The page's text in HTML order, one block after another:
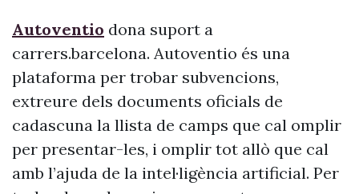
Autoventio dona suport a
carrers.barcelona. Autoventio és una
plataforma per trobar subvencions,
extreure dels documents oficials de
cadascuna la llista de camps que cal omplir
per presentar-les, i omplir tot allò que cal
amb l’ajuda de la intel·ligència artificial. Per